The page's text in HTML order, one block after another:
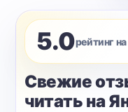
5.0рейтинг
Свежие
читать на